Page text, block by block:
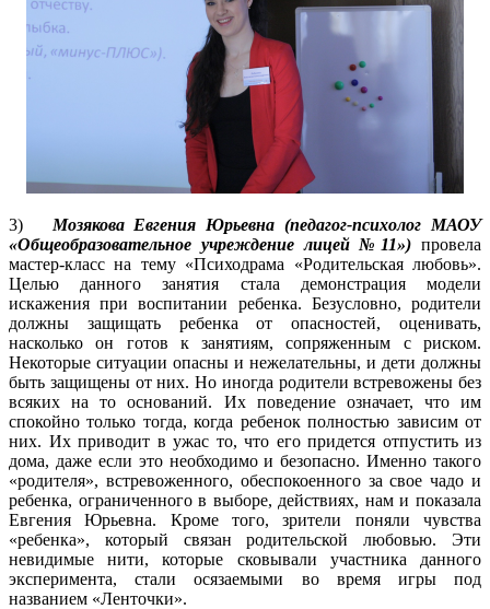
3) Мозякова Евгения Юрьевна (педагог-психолог МАОУ
«Общеобразовательное учреждение лицей №11») провела
мастер-класс на тему «Психодрама «Родительская любовь».
Целью данного занятия стала демонстрация модели
искажения при воспитании ребенка. Безусловно, родители
должны защищать ребенка от опасностей, оценивать,
насколько он готов к занятиям, сопряженным с риском.
Некоторые ситуации опасны и нежелательны, и дети должны
быть защищены от них. Но иногда родители встревожены без
всяких на то оснований. Их поведение означает, что им
спокойно только тогда, когда ребенок полностью зависим от
них. Их приводит в ужас то, что его придется отпустить из
дома, даже если это необходимо и безопасно. Именно такого
«родителя», встревоженного, обеспокоенного за свое чадо и
ребенка, ограниченного в выборе, действиях, нам и показала
Евгения Юрьевна. Кроме того, зрители поняли чувства
«ребенка», который связан родительской любовью. Эти
невидимые нити, которые сковывали участника данного
эксперимента, стали осязаемыми во время игры под
названием «Ленточки».